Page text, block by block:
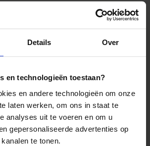
Details Over
en technologieën toestaan?
en andere technologieën om onze
laten werken, om ons in staat te
analyses uit te voeren en om u
gepersonaliseerde advertenties op
te tonen.
op een rij